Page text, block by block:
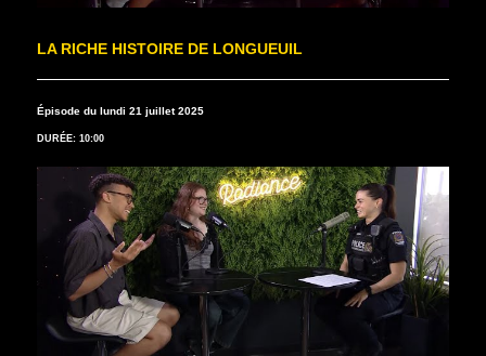
LA RICHE HISTOIRE DE LONGUEUIL
Épisode du lundi 21 juillet 2025
DURÉE: 10:00